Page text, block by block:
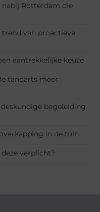
nabij Rotterdam die
trend van proactieve
aantrekkelijke keuze
tandarts meer
begeleiding
in de tuin
verplicht?